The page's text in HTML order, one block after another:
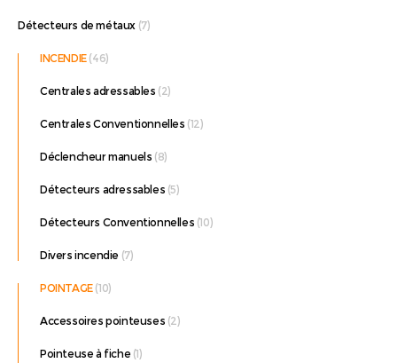
Détecteurs de métaux (7)
INCENDIE (46)
Centrales adressables (2)
Centrales Conventionnelles (12)
Déclencheur manuels (8)
Détecteurs adressables (5)
Détecteurs Conventionnelles (10)
Divers incendie (7)
POINTAGE (10)
Accessoires pointeuses (2)
Pointeuse à fiche (1)